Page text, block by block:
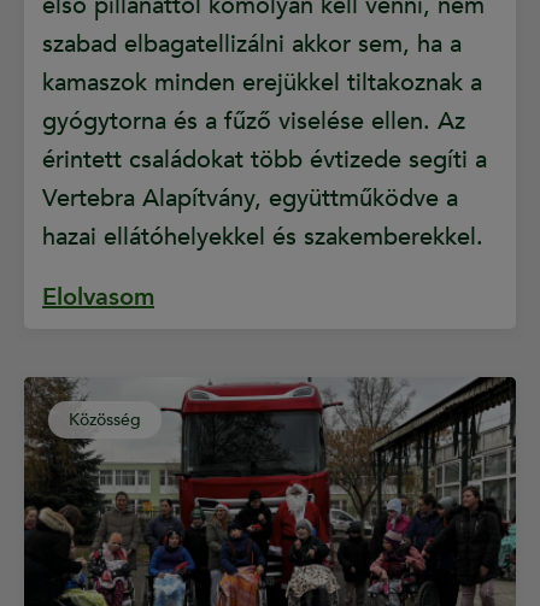
szabad elbagatellizálni akkor sem, ha a
kamaszok minden erejükkel tiltakoznak a
gyógytorna és a fűző viselése ellen. Az
érintett családokat több évtizede segíti a
Vertebra Alapítvány, együttműködve a
hazai ellátóhelyekkel és szakemberekkel.
Elolvasom
Közösség